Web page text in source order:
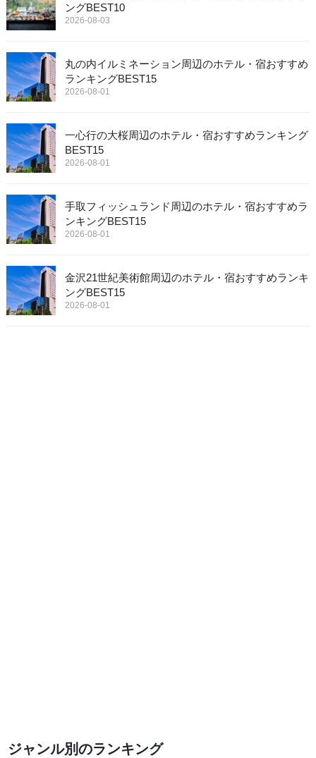
ングBEST10
2026-08-03
丸の内イルミネーション周辺のホテル・宿おすすめ
ランキングBEST15
2026-08-01
一心行の大桜周辺のホテル・宿おすすめランキング
BEST15
2026-08-01
手取フィッシュランド周辺のホテル・宿おすすめラ
ンキングBEST15
2026-08-01
金沢21世紀美術館周辺のホテル・宿おすすめランキ
ングBEST15
2026-08-01
ジャンル別のランキング